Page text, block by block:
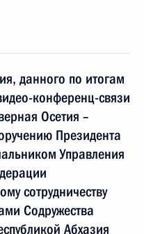
данного по итогам
конференц-связи
Осетия –
Президента
Управления
сотрудничеству
Содружества
Абхазия